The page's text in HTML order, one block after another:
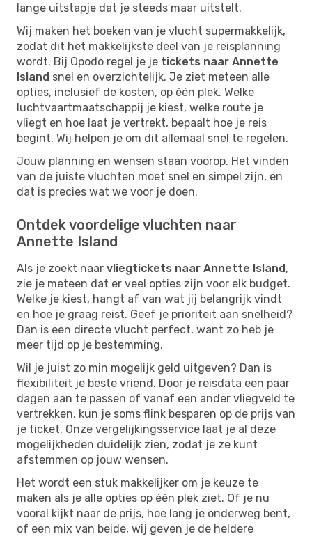
lange uitstapje dat je steeds maar uitstelt.
Wij maken het boeken van je vlucht supermakkelijk,
zodat dit het makkelijkste deel van je reisplanning
wordt. Bij Opodo regel je je tickets naar Annette
Island snel en overzichtelijk. Je ziet meteen alle
opties, inclusief de kosten, op één plek. Welke
luchtvaartmaatschappij je kiest, welke route je
vliegt en hoe laat je vertrekt, bepaalt hoe je reis
begint. Wij helpen je om dit allemaal snel te regelen.
Jouw planning en wensen staan voorop. Het vinden
van de juiste vluchten moet snel en simpel zijn, en
dat is precies wat we voor je doen.
Ontdek voordelige vluchten naar
Annette Island
Als je zoekt naar vliegtickets naar Annette Island,
zie je meteen dat er veel opties zijn voor elk budget.
Welke je kiest, hangt af van wat jij belangrijk vindt
en hoe je graag reist. Geef je prioriteit aan snelheid?
Dan is een directe vlucht perfect, want zo heb je
meer tijd op je bestemming.
Wil je juist zo min mogelijk geld uitgeven? Dan is
flexibiliteit je beste vriend. Door je reisdata een paar
dagen aan te passen of vanaf een ander vliegveld te
vertrekken, kun je soms flink besparen op de prijs van
je ticket. Onze vergelijkingsservice laat je al deze
mogelijkheden duidelijk zien, zodat je ze kunt
afstemmen op jouw wensen.
Het wordt een stuk makkelijker om je keuze te
maken als je alle opties op één plek ziet. Of je nu
vooral kijkt naar de prijs, hoe lang je onderweg bent,
of een mix van beide, wij geven je de heldere